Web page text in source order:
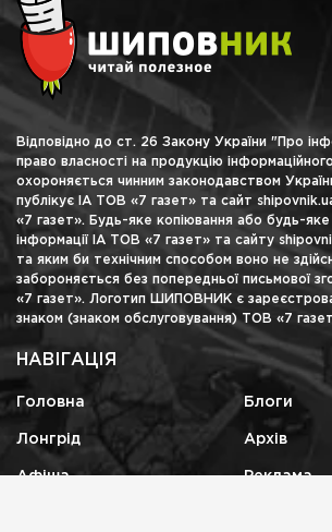
Відповідно до ст. 26 Закону України "Про
право власності на продукцію
охороняється чинним законодавством
публікує ІА ТОВ «7 газет» та сайт
«7 газет». Будь-яке копіювання або будь-
інформації ІА ТОВ «7 газет» та сайту
та яким би технічним способом воно не
забороняється без попередньої письмової
«7 газет». Логотип ШИПОВНИК є
знаком (знаком обслуговування) ТОВ «7
НАВІГАЦІЯ
Головна Блоги
Лонгрід Архів
Афіша Реклама